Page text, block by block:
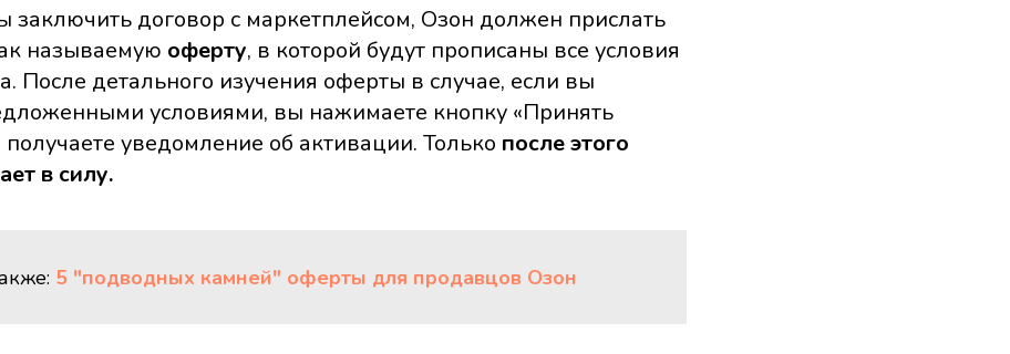
заключить договор с маркетплейсом, Озон должен прислать
называемую оферту, в которой будут прописаны все условия
После детального изучения оферты в случае, если вы
условиями, вы нажимаете кнопку «Принять
получаете уведомление об активации. Только после этого
в силу.
5 "подводных камней" оферты для продавцов Озон